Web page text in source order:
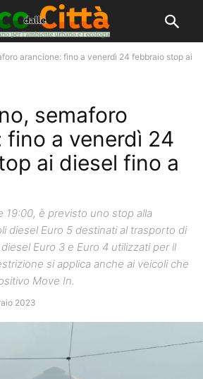
arancione: fino a venerdì 24 febbraio stop ai
semaforo
fino a venerdì 24
ai diesel fino a
19:00, è previsto uno stop alla
diesel Euro 5 destinati al trasporto di
Euro 3 e Euro 4 utilizzati per il
si applica anche ai veicoli che
Move In.
2023